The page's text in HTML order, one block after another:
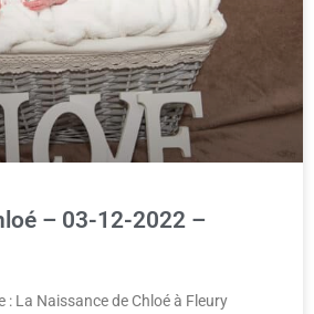
– 03-12-2022 –
: La Naissance de Chloé à Fleury